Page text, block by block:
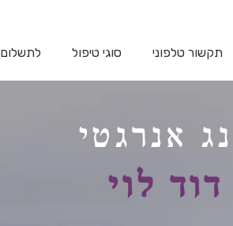
תקשור טלפוני סוגי טיפול לתשלום
אנרגטי
דוד לוי